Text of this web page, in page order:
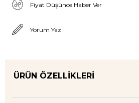
Fiyat Düşünce Haber Ver
Yorum Yaz
ÜRÜN ÖZELLIKLERI